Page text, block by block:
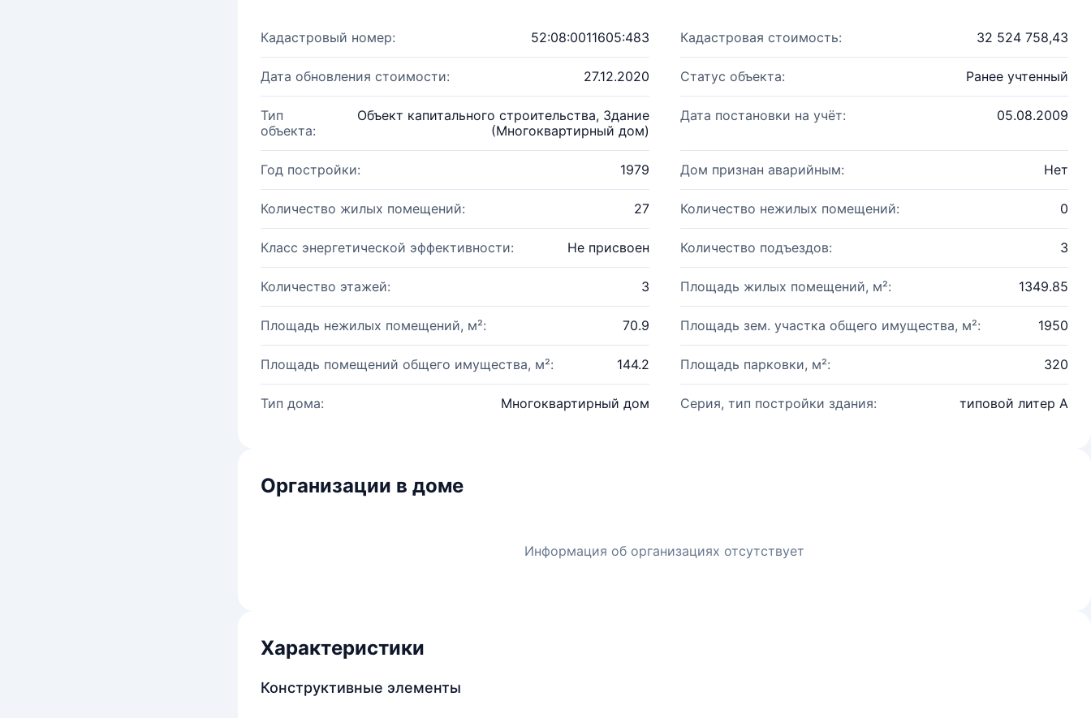
Кадастровый номер: 52:08:0011605:483 Кадастровая стоимость: 32 524 758,43
Дата обновления стоимости: 27.12.2020 Статус объекта: Ранее учтенный
Тип
объекта:
Объект капитального строительства, Здание
(Многоквартирный дом)
Дата постановки на учёт: 05.08.2009
Год постройки: 1979 Дом признан аварийным: Нет
Количество жилых помещений: 27 Количество нежилых помещений: 0
Класс энергетической эффективности: Не присвоен Количество подъездов: 3
Количество этажей: 3 Площадь жилых помещений, м²: 1349.85
Площадь нежилых помещений, м²: 70.9 Площадь зем. участка общего имущества, м²: 1950
Площадь помещений общего имущества, м²: 144.2 Площадь парковки, м²: 320
Тип дома: Многоквартирный дом Серия, тип постройки здания: типовой литер А
Организации в доме
Информация об организациях отсутствует
Характеристики
Конструктивные элементы